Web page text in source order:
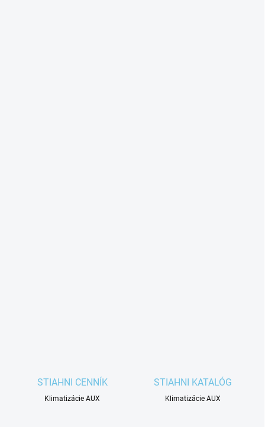
STIAHNI CENNÍK
Klimatizácie AUX
STIAHNI KATALÓG
Klimatizácie AUX